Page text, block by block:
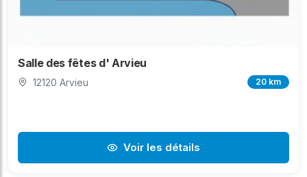
Salle des fêtes d' Arvieu
12120 Arvieu 20 km
Voir les détails